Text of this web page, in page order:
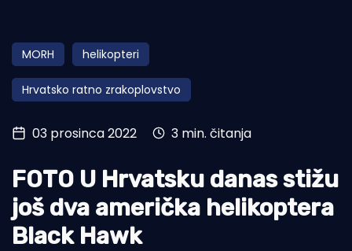
Obala
Otoci
Turizam i nautika
Pomorstvo
Ekologija
Tradicija i kultura
MORH helikopteri
Hrvatsko ratno zrakoplovstvo
03 prosinca 2022 3 min. čitanja
FOTO U Hrvatsku danas stižu
još dva američka helikoptera
Black Hawk